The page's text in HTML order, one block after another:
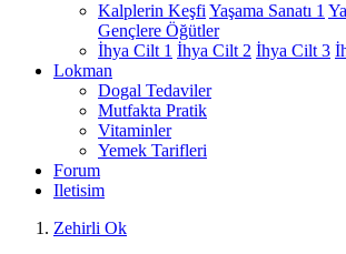
Kalplerin Keşfi Yaşama Sanatı 1
Gençlere Öğütler
İhya Cilt 1 İhya Cilt 2 İhya Cilt 3
Lokman
Dogal Tedaviler
Mutfakta Pratik
Vitaminler
Yemek Tarifleri
Forum
Iletisim
Zehirli Ok